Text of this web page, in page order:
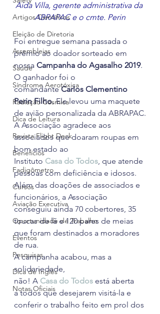
Artigos Científicos
Eleição de Diretoria
Assembleias
Saúde
Síndrome Aerotóxica
Radiação Cósmica
Dica de Leitura
Revista Flight Deck
Benefícios
Fadigômetro
Cursos
Aviação Executiva
Oportunidade de Trabalho
Eventos
Pesquisas
Dica de Inglês
Notas Oficiais
Aida Villa, gerente administrativa da
ABRAPAC e o cmte. Perin
Foi entregue semana passada o
prêmio ao doador sorteado em
nossa Campanha do Agasalho 2019.
O ganhador foi o
comandante Carlos Clementino
Perin Filho. Ele levou uma maquete
de avião personalizada da ABRAPAC.
A Associação agradece aos
associados que doaram roupas em
bom estado ao
Instituto Casa do Todos, que atende
pessoas com deficiência e idosos.
Além das doações de associados e
funcionários, a Associação
conseguiu ainda 70 cobertores, 35
toucas de lã e 120 pares de meias
que foram destinados a moradores
de rua.
A campanha acabou, mas a
solidariedade,
não! A Casa do Todos está aberta
a todos que desejarem visitá-la e
conferir o trabalho feito em prol dos